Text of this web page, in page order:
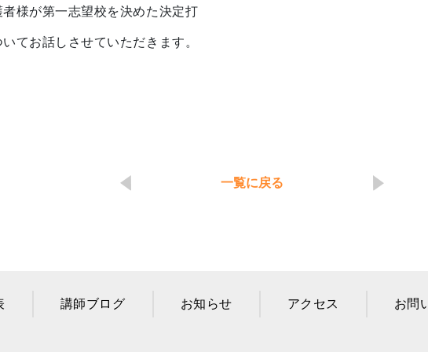
者様が第一志望校を決めた決定打
いてお話しさせていただきます。
一覧に戻る
講師ブログ お知らせ アクセス お問